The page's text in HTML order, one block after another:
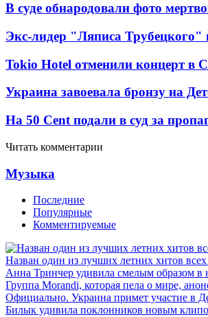
В суде обнародовали фото
Экс-лидер "Ляписа Трубецкого"
Tokio Hotel отменили концерт в
Украина завоевала бронзу на
На 50 Cent подали в суд за
Читать комментарии
Музыка
Последние
Популярные
Комментируемые
Назван один из лучших летних хитов
Анна Тринчер удивила смелым образом в
Группа Morandi, которая пела о мире,
Официально. Украина примет участие в
Билык удивила поклонников новым